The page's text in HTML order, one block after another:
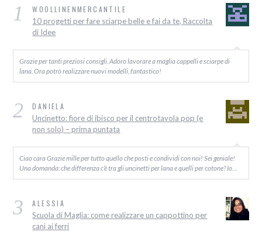
1 WOOLLINENMERCANTILE
10 progetti per fare sciarpe belle e fai da te, Raccolta
di Idee
Grazie per tanti preziosi consigli. Adoro lavorare a maglia cappelli e sciarpe di
lana. Ora potrò realizzare nuovi modelli, fantastico!
2 DANIELA
Uncinetto: fiore di ibisco per il centrotavola pop (e
non solo) – prima puntata
Ciao cara Grazie mille per tutto quello che posti e condividi con noi! Sei geniale!
Una domanda: che differenza c’è tra gli uncinetti per lana e quelli per cotone? Io…
3 ALESSIA
Scuola di Maglia: come realizzare un cappottino per
cani ai ferri